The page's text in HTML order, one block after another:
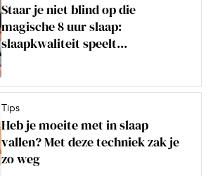
Staar je niet blind op die
magische 8 uur slaap:
slaapkwaliteit speelt...
Tips
Heb je moeite met in slaap
vallen? Met deze techniek zak je
zo weg